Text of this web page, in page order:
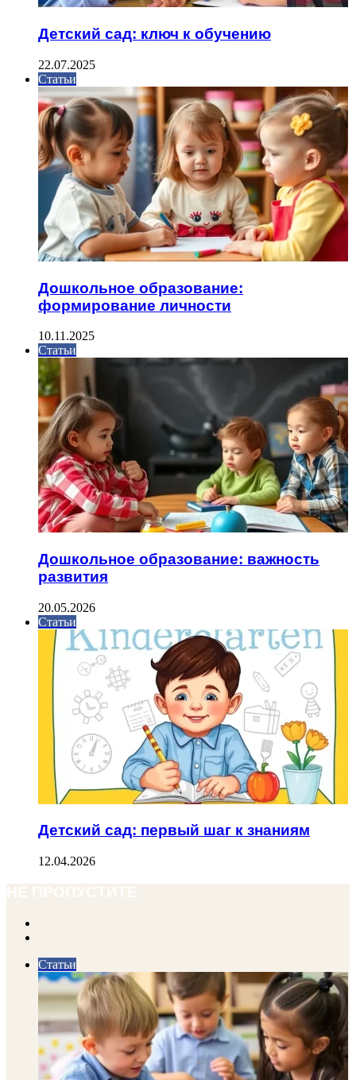
Детский сад: ключ к обучению
22.07.2025
Статьи
Дошкольное образование:
формирование личности
10.11.2025
Статьи
Дошкольное образование: важность
развития
20.05.2026
Статьи
Детский сад: первый шаг к знаниям
12.04.2026
Статьи